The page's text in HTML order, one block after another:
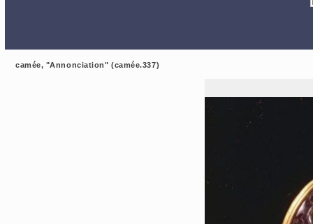
camée, "Annonciation" (camée.337)